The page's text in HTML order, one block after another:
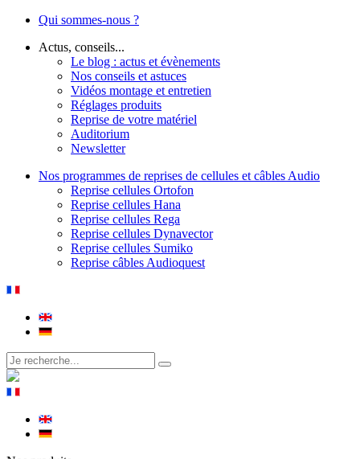
Qui sommes-nous ?
Actus, conseils...
Le blog : actus et évènements
Nos conseils et astuces
Vidéos montage et entretien
Réglages produits
Reprise de votre matériel
Auditorium
Newsletter
Nos programmes de reprises de cellules et câbles Audio
Reprise cellules Ortofon
Reprise cellules Hana
Reprise cellules Rega
Reprise cellules Dynavector
Reprise cellules Sumiko
Reprise câbles Audioquest